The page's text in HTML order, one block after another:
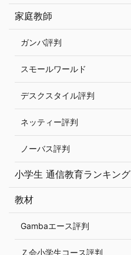
家庭教師
ガンバ評判
スモールワールド
デスクスタイル評判
ネッティー評判
ノーバス評判
小学生 通信教育ランキング
教材
Gambaエース評判
Ｚ会小学生コース評判